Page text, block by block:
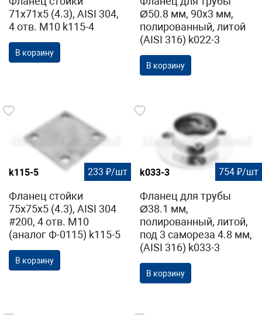
71х71х5 (4.3), AISI 304,
4 отв. М10 k115-4
В корзину
Ø50.8 мм, 90х3 мм,
полированный, литой
(AISI 316) k022-3
В корзину
k115-5 233 ₽/шт
Фланец стойки
75х75х5 (4.3), AISI 304
#200, 4 отв. М10
(аналог Ф-0115) k115-5
В корзину
k033-3 754 ₽/шт
Фланец для трубы
Ø38.1 мм,
полированный, литой,
под 3 самореза 4.8 мм,
(AISI 316) k033-3
В корзину